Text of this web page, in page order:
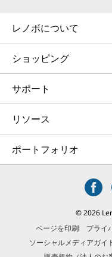
信頼性と耐久性の
す。 厳格な基準
たす、またはそれ
気圧、振動などの
を
**構成により異なります
***利用状況・環境によ
****記載のバージョン
高バージョンで、搭載
ョンやWi-Fiモジュー
る場合があります。
レノボについて
ショッピング
サポート
リソース
ポートフォリオ
© 2026
ページを印刷
プライ
ソーシャルメディアガイ